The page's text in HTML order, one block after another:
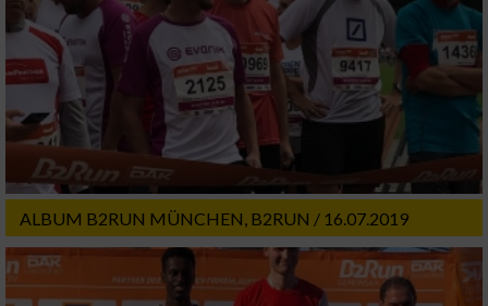
ALBUM B2RUN MÜNCHEN, B2RUN / 16.07.2019
Funktional
Werbung